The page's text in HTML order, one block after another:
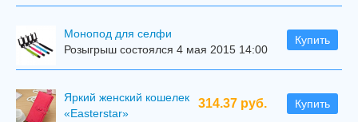
Купить
Mонопод для селфи
Розыгрыш состоялся 4 мая 2015 14:00
314.37 руб. Купить
Яркий женский кошелек
«Easterstar»